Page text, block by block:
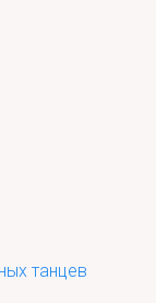
танцев